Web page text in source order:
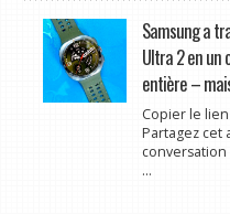
Samsung a
Ultra 2 en un
entière –
Copier le lien
Partagez cet
...